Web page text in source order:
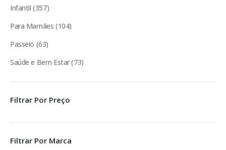
Infantil 357
Para Mamães 104
Passeio 63
Saúde e Bem Estar 73
Filtrar Por Preço
Filtrar Por Marca